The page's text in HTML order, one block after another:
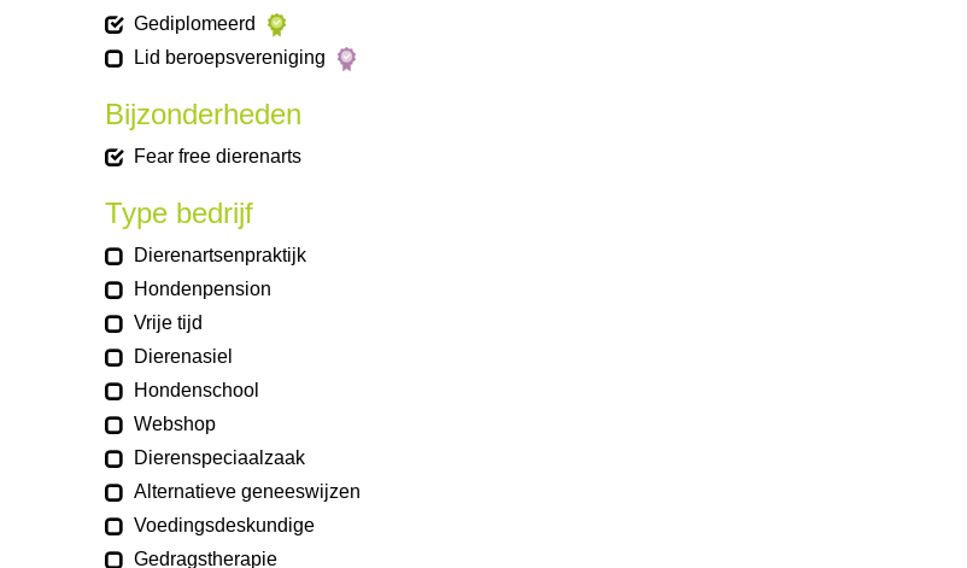
Gediplomeerd
Lid beroepsvereniging
Bijzonderheden
Fear free dierenarts
Type bedrijf
Dierenartsenpraktijk
Hondenpension
Vrije tijd
Dierenasiel
Hondenschool
Webshop
Dierenspeciaalzaak
Alternatieve geneeswijzen
Voedingsdeskundige
Gedragstherapie